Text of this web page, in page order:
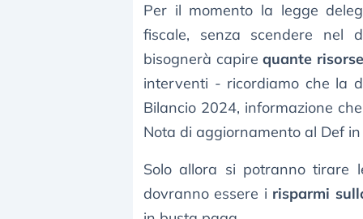
Per il momento la legge
fiscale, senza scendere nel
bisognerà capirequante risorse
interventi - ricordiamo che la
Bilancio 2024, informazione
Nota di aggiornamento al Def
Solo allora si potranno tirare
dovranno essere i risparmi